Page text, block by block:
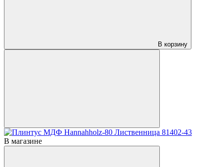
В корзину
В магазине